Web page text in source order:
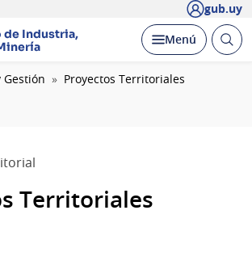
gub.uy
Industria,
Desplegar
Menú Abrir
Gestión Proyectos Territoriales
Territoriales